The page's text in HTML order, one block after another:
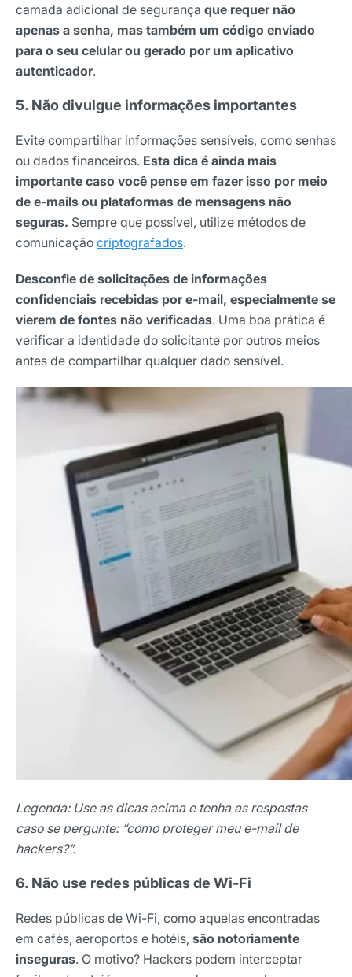
camada adicional de segurança que requer não
apenas a senha, mas também um código enviado
para o seu celular ou gerado por um aplicativo
autenticador.
5. Não divulgue informações importantes
Evite compartilhar informações sensíveis, como senhas
ou dados financeiros. Esta dica é ainda mais
importante caso você pense em fazer isso por meio
de e-mails ou plataformas de mensagens não
seguras. Sempre que possível, utilize métodos de
comunicação criptografados.
Desconfie de solicitações de informações
confidenciais recebidas por e-mail, especialmente se
vierem de fontes não verificadas. Uma boa prática é
verificar a identidade do solicitante por outros meios
antes de compartilhar qualquer dado sensível.
Legenda: Use as dicas acima e tenha as respostas
caso se pergunte: “como proteger meu e-mail de
hackers?”.
6. Não use redes públicas de Wi-Fi
Redes públicas de Wi-Fi, como aquelas encontradas
em cafés, aeroportos e hotéis, são notoriamente
inseguras. O motivo? Hackers podem interceptar